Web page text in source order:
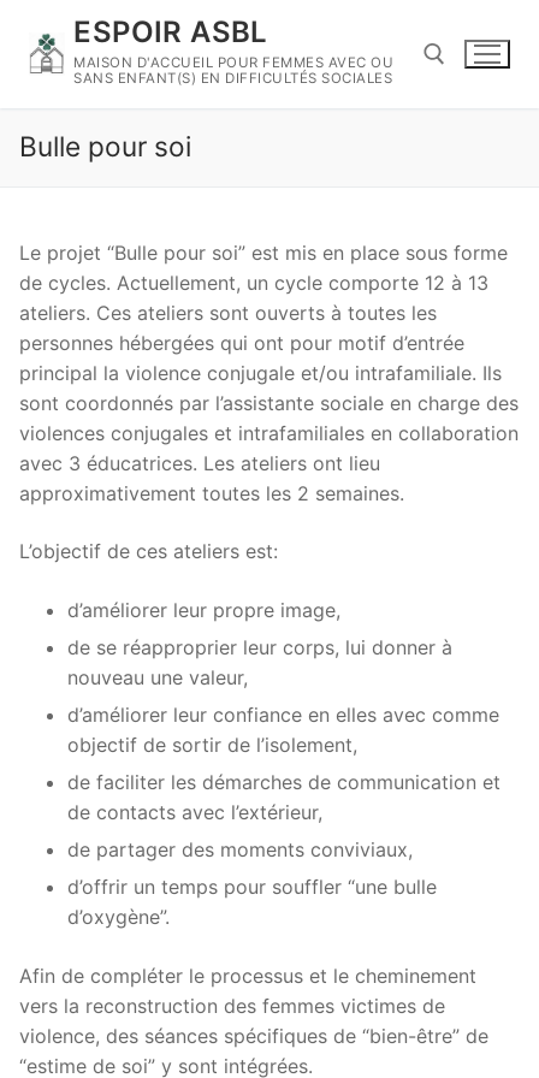
content
ESPOIR ASBL
MAISON D'ACCUEIL POUR FEMMES AVEC OU
SANS ENFANT(S) EN DIFFICULTÉS SOCIALES
Bulle pour soi
Le projet “Bulle pour soi” est mis en place sous forme
de cycles. Actuellement, un cycle comporte 12 à 13
ateliers. Ces ateliers sont ouverts à toutes les
personnes hébergées qui ont pour motif d’entrée
principal la violence conjugale et/ou intrafamiliale. Ils
sont coordonnés par l’assistante sociale en charge des
violences conjugales et intrafamiliales en collaboration
avec 3 éducatrices. Les ateliers ont lieu
approximativement toutes les 2 semaines.
L’objectif de ces ateliers est:
d’améliorer leur propre image,
de se réapproprier leur corps, lui donner à
nouveau une valeur,
d’améliorer leur confiance en elles avec comme
objectif de sortir de l’isolement,
de faciliter les démarches de communication et
de contacts avec l’extérieur,
de partager des moments conviviaux,
d’offrir un temps pour souffler “une bulle
d’oxygène”.
Afin de compléter le processus et le cheminement
vers la reconstruction des femmes victimes de
violence, des séances spécifiques de “bien-être” de
“estime de soi” y sont intégrées.